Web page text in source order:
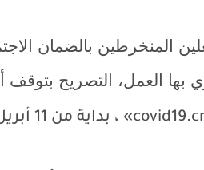
المنخرطين بالضمان
بها العمل، التصريح
، بداية من 11 أبريل وإلى غاية 03 ماي 2020.